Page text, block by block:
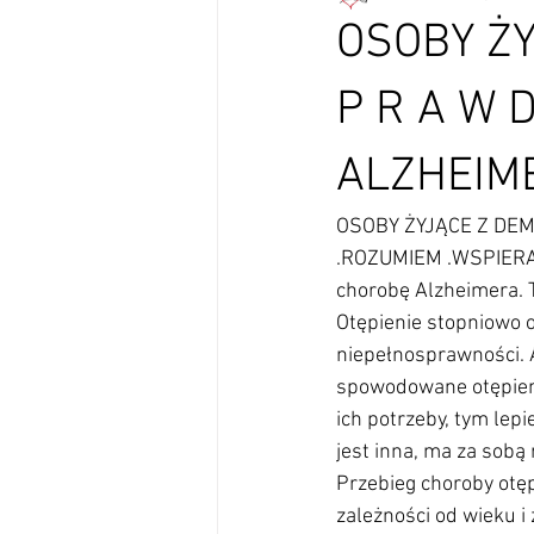
OSOBY
P R A W
OSOBY ŻYJĄCE Z DEMENCJĄ C Z E G O N A P R A W D Ę P O T R Z E B U J Ą ? ALZHEIMER .ROZUMIEM .WSPIERAMosób żyje z objawami otępienia (demencji), a wśród nich 300 tysięcy ma chorobę Alzheimera. To zwykle osoby starsze – nasi rodzice, dziadkowie, sąsiedzi, znajomi. Otępienie stopniowo odbiera wszystkie dotychczasowe umiejętności, prowadząc do niepełnosprawności. Ale osoby żyjące z otępieniem nadal słyszą, widzą i czują. Mają ograniczenia spowodowane otępieniem, a w związku z tym także szczególne potrzeby. Im lepiej zrozumiemy ich potrzeby, tym lepiej będziemy mogli im pomóc. INDYWIDUALNE TRAKTOWANIE Każda osoba jest inna, ma za sobą różne doświadczenia, własną historię, dokonania i zainteresowania. Przebieg choroby otępiennej nie jest identyczny, a objawy otępienia mogą być u każdego różne, w zależności od wieku i zaawansowania choroby. Osoby żyjące z chorobą otępienną bardzo potrzebują, aby dostrzegać w nich to, co potrafią robić, a nie to, czego nie umieją. Potrzebują, żeby widzieć w nich ludzi, a nie chorobę. Osoba z chorobą otępienną wymaga indywidualnego podejścia, a nie prostego zaklasyfikowania jako osoba z niepełnosprawnościami. Osoby żyjące z demencją - czego naprawdę potrzebują? 02 500 tys. W Polsce ponadZROZUMIENIE I AKCEPTACJA ZAMIAST IZOLOWANIA, UKRYWANIA I WSTYDU Osoba z otępieniem jest nadal tym samym człowiekiem, co dawniej, choć choroba odbiera jej stopniowo pewne umiejętności, które dla ludzi zdrowych wydają się proste. Chory słyszy, widzi i czuje. Jest wrażliwy na to, co mówimy i jak się do niego zwracamy. Potrzebuje czuć się członkiem społeczności. To wymaga od otoczenia akceptacji choroby i zrozumienia, na czym ona polega. Poznanie specyfiki choroby, wywoływanych przez nią ograniczeń, jest pierwszym warunkiem zrozumienia. Wiedza pomaga wspierać chorego i zapewnić mu godne życie. Dzięki niej unikniemy też podstawowych błędów, jakimi są ukrywanie choroby i izolowanie chorego oraz poprawimy relacje w rodzinie. Jeśli chcesz uzyskać pomoc, znaleźć przydatne materiały, skorzystaj z kontaktu z organizacjami alzheimerowskimi. Ich adresy są dostępne na stronie: www.alzheimer-polska.pl oraz na stronie https://www.rpo.gov.pl/pl/kategoria-tematyczna/choroba-alzheimera 03 TOLERANCJA I CIERPLIWOŚĆ Otępienie powoduje, że osoba nim dotknięta traci pewne umiejętności, ale nie z dnia na dzień. Choroba postępuje stopniowo i sprawia,